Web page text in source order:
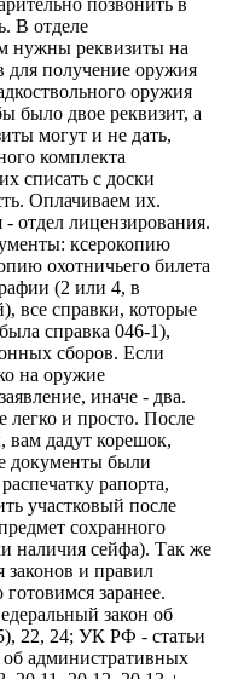
В отделе
нужны реквизиты на
для получение оружия
оружия
было двое реквизит, а
могут и не дать,
комплекта
списать с доски
Оплачиваем их.
отдел лицензирования.
ксерокопию
охотничьего билета
(2 или 4, в
все справки, которые
справка 046-1),
сборов. Если
на оружие
иначе - два.
и просто. После
вам дадут корешок,
документы были
рапорта,
участковый после
сохранного
наличия сейфа). Так же
законов и правил
заранее.
закон об
22, 24; УК РФ - статьи
административных